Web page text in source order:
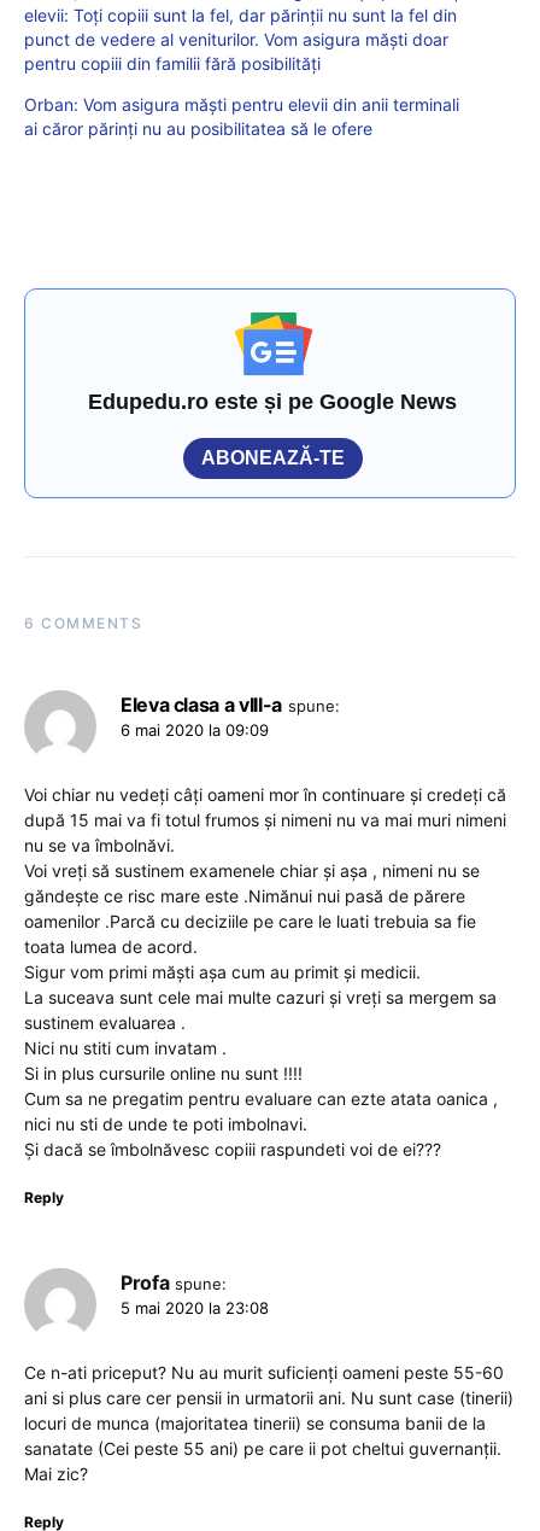
elevii: Toți copiii sunt la fel, dar părinții nu sunt la fel din
punct de vedere al veniturilor. Vom asigura măști doar
pentru copiii din familii fără posibilități
Orban: Vom asigura măști pentru elevii din anii terminali
ai căror părinți nu au posibilitatea să le ofere
Edupedu.ro este și pe Google News
ABONEAZĂ-TE
6 COMMENTS
Eleva clasa a vIII-a spune:
6 mai 2020 la 09:09
Voi chiar nu vedeți câți oameni mor în continuare și credeți că
după 15 mai va fi totul frumos și nimeni nu va mai muri nimeni
nu se va îmbolnăvi.
Voi vreți să sustinem examenele chiar și așa , nimeni nu se
găndește ce risc mare este .Nimănui nui pasă de părere
oamenilor .Parcă cu deciziile pe care le luati trebuia sa fie
toata lumea de acord.
Sigur vom primi măști așa cum au primit și medicii.
La suceava sunt cele mai multe cazuri și vreți sa mergem sa
sustinem evaluarea .
Nici nu stiti cum invatam .
Si in plus cursurile online nu sunt !!!!
Cum sa ne pregatim pentru evaluare can ezte atata oanica ,
nici nu sti de unde te poti imbolnavi.
Și dacă se îmbolnăvesc copiii raspundeti voi de ei???
Reply
Profa spune:
5 mai 2020 la 23:08
Ce n-ati priceput? Nu au murit suficienți oameni peste 55-60
ani si plus care cer pensii in urmatorii ani. Nu sunt case (tinerii)
locuri de munca (majoritatea tinerii) se consuma banii de la
sanatate (Cei peste 55 ani) pe care ii pot cheltui guvernanții.
Mai zic?
Reply